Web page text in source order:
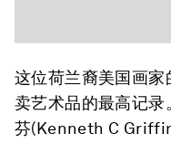
这位荷兰裔美国画
卖艺术品的最高记录
芬(Kenneth C